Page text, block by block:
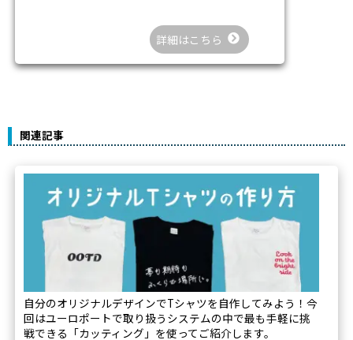
詳細はこちら
関連記事
自分のオリジナルデザインでTシャツを自作してみよう！今
回はユーロポートで取り扱うシステムの中で最も手軽に挑
戦できる「カッティング」を使ってご紹介します。